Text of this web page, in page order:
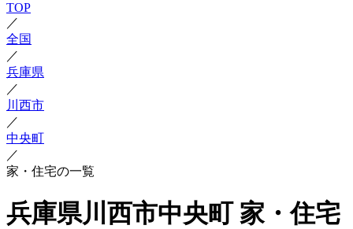
TOP
／
全国
／
兵庫県
／
川西市
／
中央町
／
家・住宅の一覧
兵庫県川西市中央町 家・住宅